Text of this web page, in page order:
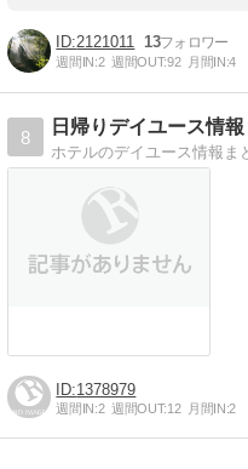
2121011 13
週間IN:2 週間OUT:92 月間IN:4
8
日帰りデイユース情報
1378979
週間IN:2 週間OUT:12 月間IN:2